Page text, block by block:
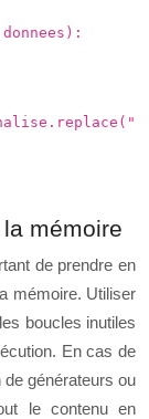
mémoire
de prendre en
mémoire. Utiliser
boucles inutiles
En cas de
de générateurs ou
le contenu en